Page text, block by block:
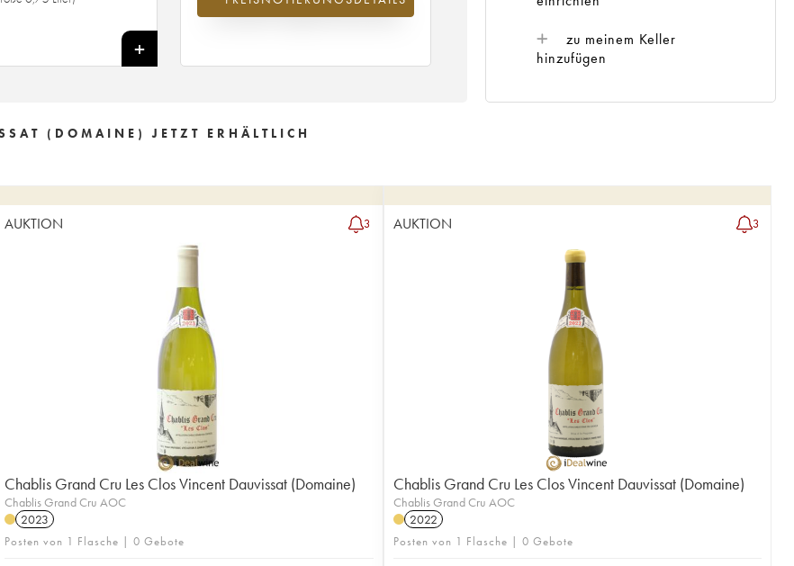
+
Jahr 2026 im Vergleich zum Jahr 2025
zu meinem Keller
hinzufügen
(DOMAINE) JETZT ERHÄLTLICH
AUKTION 3
Chablis Grand Cru Les Clos Vincent Dauvissat (Domaine)
Chablis Grand Cru AOC
2023
Posten von 1 Flasche | 0 Gebote
AUKTION 3
Chablis Grand Cru Les Clos Vincent Dauvissat (Domaine)
Chablis Grand Cru AOC
2022
Posten von 1 Flasche | 0 Gebote